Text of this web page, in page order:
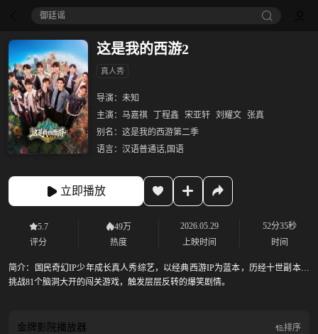
御廷谣‎
这是我的西游2
真人秀
导演： 未知
主演： 马嘉祺 丁程鑫 宋亚轩 刘耀文
张真
别名： 这是我的西游第二季
语言： 汉语普通话,国语
立即播放
5.7
评分
49万
热度
2026.05.29
上映时间
52分35秒
时间
简介：
国民奇幻IP少年成长真人秀综艺，以经典西游IP为蓝本，历经十世副本，
挑战81个脑洞大开的闯关游戏，触发层层反转的爆笑剧情。
金牌影院播放器 排序